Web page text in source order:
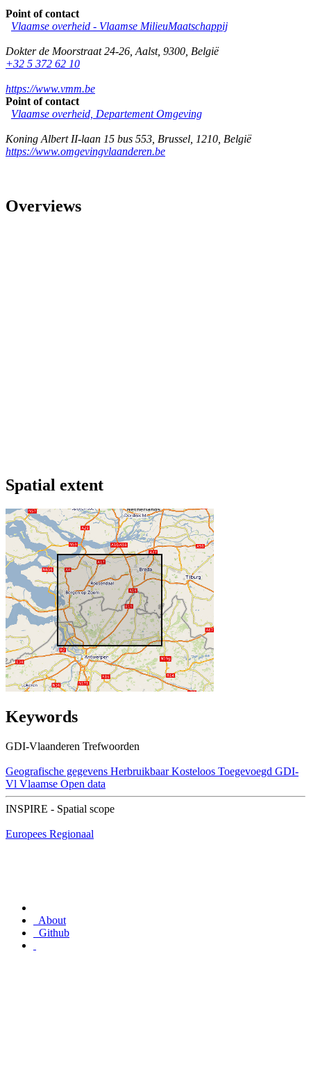
Point of contact
Vlaamse overheid - Vlaamse MilieuMaatschappij
Dokter de Moorstraat 24-26 Aalst, 9300 België
+32 5 372 62 10
https://www.vmm.be
Point of contact
Vlaamse overheid, Departement Omgeving
Koning Albert II-laan 15 bus 553 Brussel 1210 België
https://www.omgevingvlaanderen.be
Overviews
Spatial extent
Keywords
GDI-Vlaanderen Trefwoorden
Geografische gegevens Herbruikbaar Kosteloos Toegevoegd GDI-
Vl Vlaamse Open data
INSPIRE - Spatial scope
Europees Regionaal
About
Github